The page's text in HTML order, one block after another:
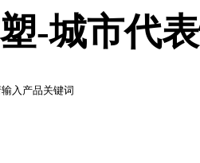
-城市代